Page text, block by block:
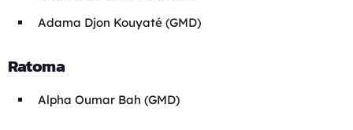
Adama Djon Kouyaté (GMD)
Ratoma
Alpha Oumar Bah (GMD)